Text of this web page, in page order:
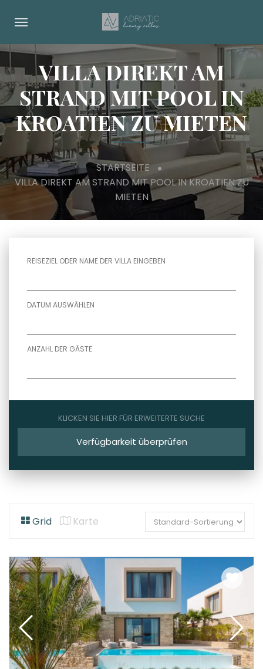
VILLA DIREKT AM
STRAND MIT POOL IN
KROATIEN ZU MIETEN
STARTSEITE
VILLA DIREKT AM STRAND MIT POOL IN KROATIEN ZU
MIETEN
REISEZIEL ODER NAME DER VILLA EINGEBEN
DATUM AUSWÄHLEN
ANZAHL DER GÄSTE
KLICKEN SIE HIER FÜR ERWEITERTE SUCHE
Verfügbarkeit überprüfen
Grid Karte